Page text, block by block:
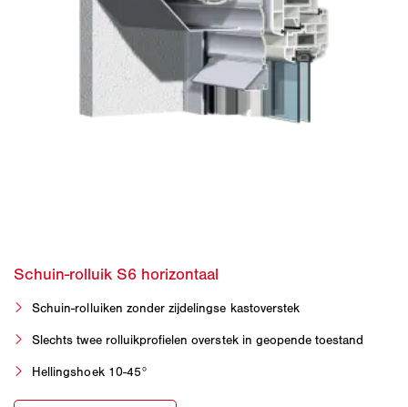
Schuin-rolluiken zonder zijdelingse kastoverstek
Slechts twee rolluikprofielen overstek in geopende toestand
Hellingshoek 10-45°